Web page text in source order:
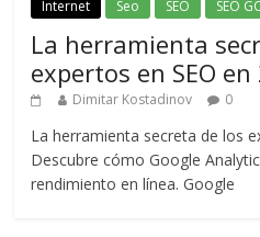
Internet Seo SEO SEO
La herramienta
expertos en SEO en
Dimitar Kostadinov 0
La herramienta secreta de los
Descubre cómo Google
rendimiento en línea. Google